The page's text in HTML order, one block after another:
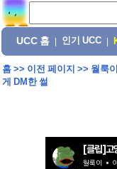
UCC 홈 인기 UCC
홈>> 이전 페이지 >> 월룩
게 DM한 썰